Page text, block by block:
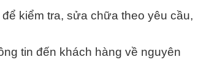
kiểm tra, sửa chữa theo yêu cầu,
tin đến khách hàng về nguyên